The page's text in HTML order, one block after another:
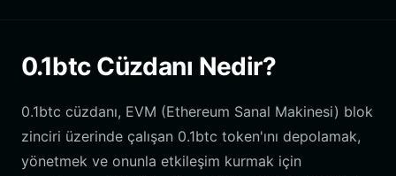
0.1btc Cüzdanı Nedir?
0.1btc cüzdanı, EVM (Ethereum Sanal Makinesi) blok
zinciri üzerinde çalışan 0.1btc token'ını depolamak,
yönetmek ve onunla etkileşim kurmak için